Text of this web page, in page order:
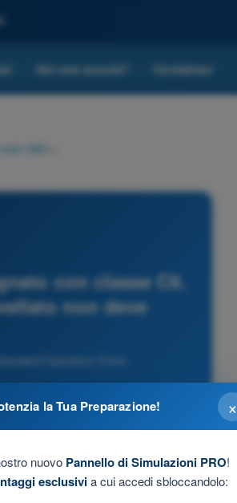
Sei una scuola? Contattaci
UAS
con classe C6.
non deve
Operativo Droni
×
la Tua Preparazione!
nuovo Pannello di Simulazioni PRO!
esclusivia cui accedi sbloccandolo: